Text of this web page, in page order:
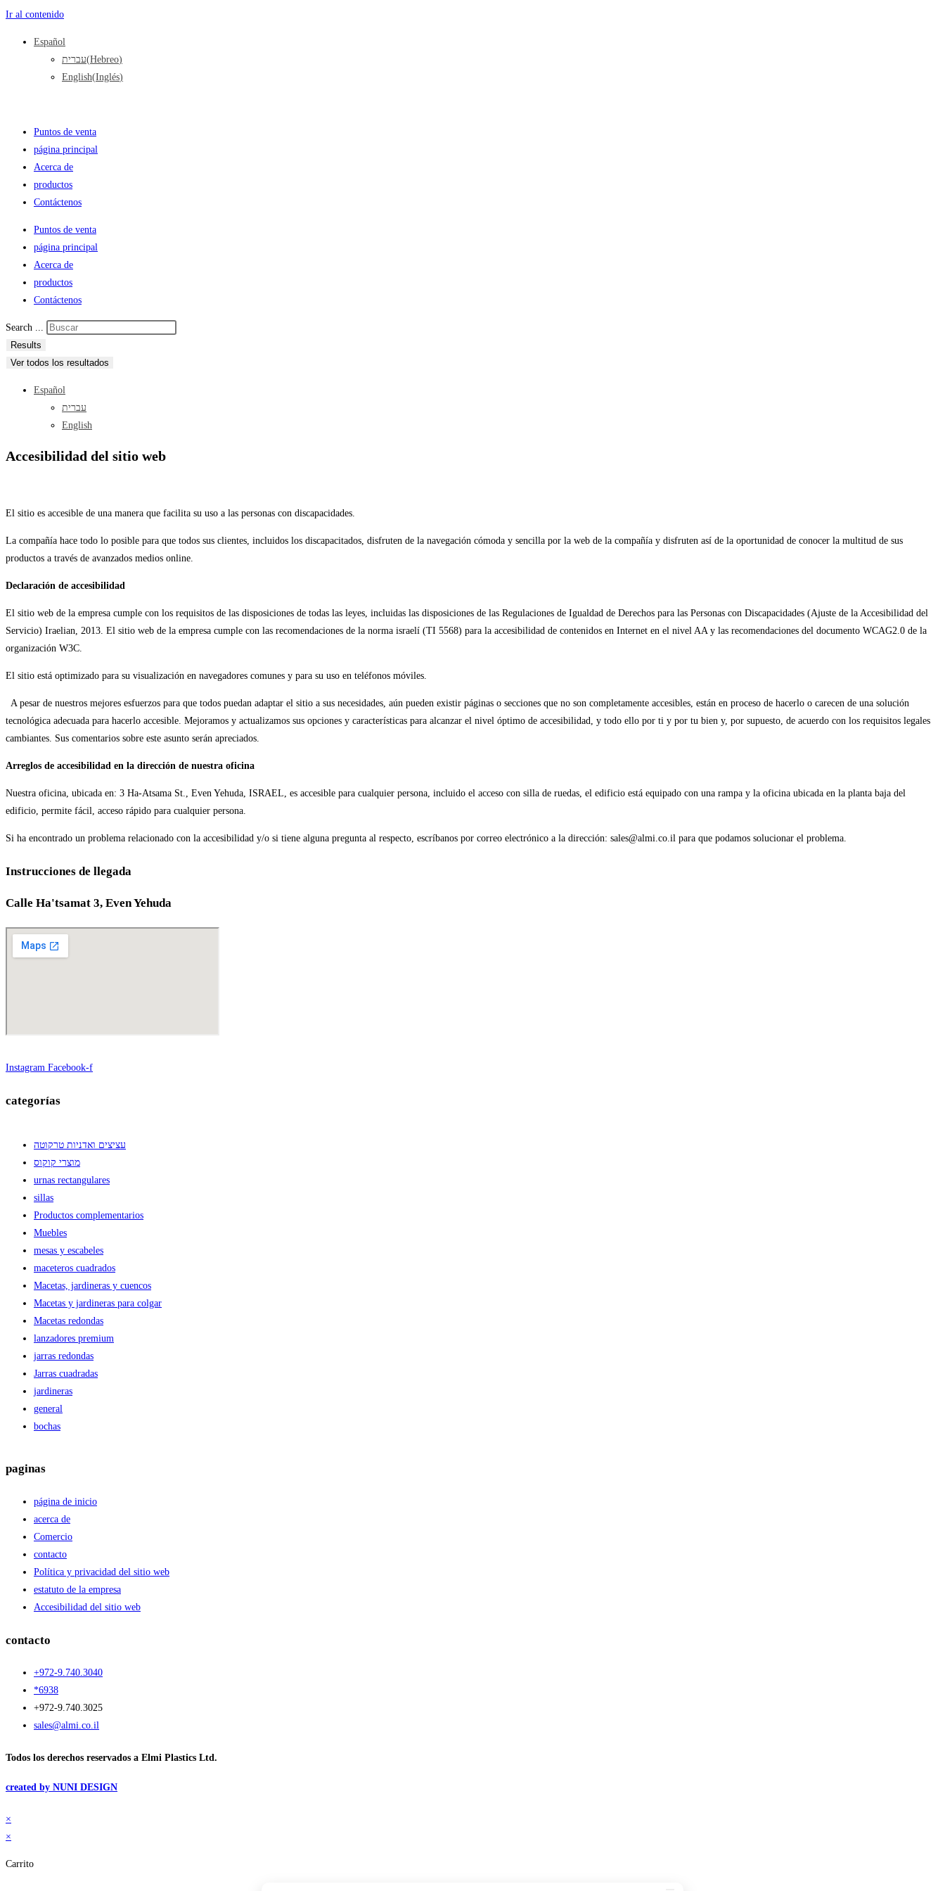
Ir al contenido
Español
עברית(Hebreo)
English(Inglés)
Puntos de venta
página principal
Acerca de
productos
Contáctenos
Puntos de venta
página principal
Acerca de
productos
Contáctenos
Search ...
Results
Ver todos los resultados
Español
עברית
English
Accesibilidad del sitio web
El sitio es accesible de una manera que facilita su uso a las personas con discapacidades.
La compañía hace todo lo posible para que todos sus clientes, incluidos los discapacitados, disfruten de la navegación cómoda y sencilla por la web de la compañía y disfruten así de la oportunidad de conocer la multitud de sus
productos a través de avanzados medios online.
Declaración de accesibilidad
El sitio web de la empresa cumple con los requisitos de las disposiciones de todas las leyes, incluidas las disposiciones de las Regulaciones de Igualdad de Derechos para las Personas con Discapacidades (Ajuste de la Accesibilidad del
Servicio) Iraelian, 2013. El sitio web de la empresa cumple con las recomendaciones de la norma israelí (TI 5568) para la accesibilidad de contenidos en Internet en el nivel AA y las recomendaciones del documento WCAG2.0 de la
organización W3C.
El sitio está optimizado para su visualización en navegadores comunes y para su uso en teléfonos móviles.
A pesar de nuestros mejores esfuerzos para que todos puedan adaptar el sitio a sus necesidades, aún pueden existir páginas o secciones que no son completamente accesibles, están en proceso de hacerlo o carecen de una solución
tecnológica adecuada para hacerlo accesible. Mejoramos y actualizamos sus opciones y características para alcanzar el nivel óptimo de accesibilidad, y todo ello por ti y por tu bien y, por supuesto, de acuerdo con los requisitos legales
cambiantes. Sus comentarios sobre este asunto serán apreciados.
Arreglos de accesibilidad en la dirección de nuestra oficina
Nuestra oficina, ubicada en: 3 Ha-Atsama St., Even Yehuda, ISRAEL, es accesible para cualquier persona, incluido el acceso con silla de ruedas, el edificio está equipado con una rampa y la oficina ubicada en la planta baja del
edificio, permite fácil, acceso rápido para cualquier persona.
Si ha encontrado un problema relacionado con la accesibilidad y/o si tiene alguna pregunta al respecto, escríbanos por correo electrónico a la dirección: sales@almi.co.il para que podamos solucionar el problema.
Instrucciones de llegada
Calle Ha'tsamat 3, Even Yehuda
Instagram Facebook-f
categorías
עציצים ואדניות טרקוטה
מוצרי קוקוס
urnas rectangulares
sillas
Productos complementarios
Muebles
mesas y escabeles
maceteros cuadrados
Macetas, jardineras y cuencos
Macetas y jardineras para colgar
Macetas redondas
lanzadores premium
jarras redondas
Jarras cuadradas
jardineras
general
bochas
paginas
página de inicio
acerca de
Comercio
contacto
Política y privacidad del sitio web
estatuto de la empresa
Accesibilidad del sitio web
contacto
+972-9.740.3040
*6938
+972-9.740.3025
sales@almi.co.il
Todos los derechos reservados a Elmi Plastics Ltd.
created by NUNI DESIGN
×
×
Carrito